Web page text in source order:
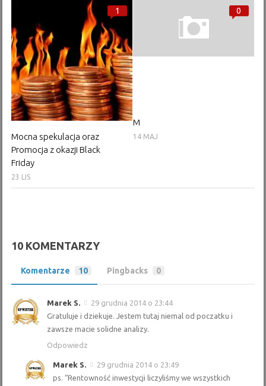
1
Mocna spekulacja oraz
Promocja z okazji Black
Friday
23 LIS
0
M
14 MAJ
10 KOMENTARZY
Komentarze 10 Pingbacks 0
Marek S.
29 grudnia 2014 o 23:44
Gratuluje i dziekuje. Jestem tutaj niemal od poczatku i
zawsze macie solidne analizy.
Odpowiedz
Marek S.
29 grudnia 2014 o 23:49
ps. “Rentowność inwestycji liczyliśmy we wszystkich